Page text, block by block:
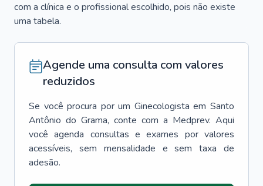
com a clínica e o profissional escolhido, pois não existe
uma tabela.
Agende uma consulta com valores
reduzidos
Se você procura por um Ginecologista em Santo
Antônio do Grama, conte com a Medprev. Aqui
você agenda consultas e exames por valores
acessíveis, sem mensalidade e sem taxa de
adesão.